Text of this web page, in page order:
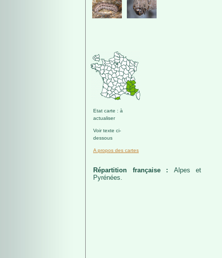
Etat carte : à
actualiser
Voir texte ci-
dessous
A propos des cartes
Répartition française : Alpes et
Pyrénées.